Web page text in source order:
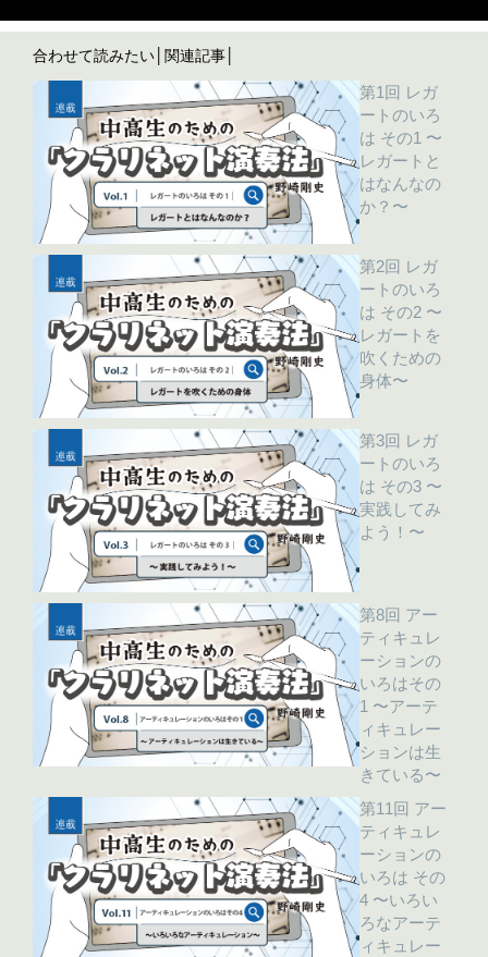
合わせて読みたい│関連記事│
第1回 レガ
ートのいろ
は その1 〜
レガートと
はなんなの
か？〜
第2回 レガ
ートのいろ
は その2 〜
レガートを
吹くための
身体〜
第3回 レガ
ートのいろ
は その3 〜
実践してみ
よう！〜
第8回 アー
ティキュレ
ーションの
いろはその
1 〜アーテ
ィキュレー
ションは生
きている〜
第11回 アー
ティキュレ
ーションの
いろは その
4 〜いろい
ろなアーテ
ィキュレー